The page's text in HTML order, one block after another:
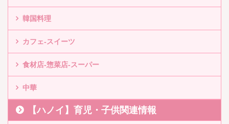
韓国料理
カフェ-スイーツ
食材店-惣菜店-スーパー
中華
【ハノイ】育児・子供関連情報